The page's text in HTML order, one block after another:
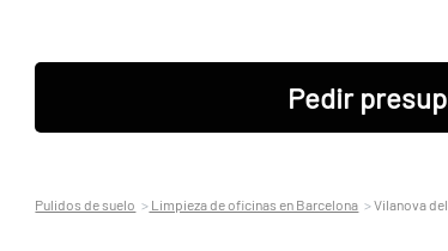
Pedir
Pulidos de suelo Limpieza de oficinas en Barcelona Vilanova